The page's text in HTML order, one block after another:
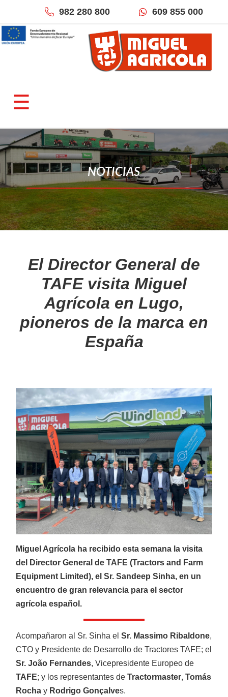
982 280 800 609 855 000
☰
×
QUIÉNES SOMOS
Empresa
Localización & Contacto
TIENDAS ONLINE
Miguel Agrícola
Inforecambios
Consejos
MULTIMEDIA
Galería de imágenes
MARCAS
Nuestras marcas
CATÁLOGOS
Ofertas
Productos
AGRÍCOLA Ver más
Tractores TAFE
NOTICIAS
El Director General de
TAFE visita Miguel
Agrícola en Lugo,
pioneros de la marca en
España
Miguel Agrícola ha recibido esta semana la visita
del Director General de TAFE (Tractors and Farm
Equipment Limited), el Sr. Sandeep Sinha, en un
encuentro de gran relevancia para el sector
agrícola español.
Acompañaron al Sr. Sinha el Sr. Massimo Ribaldone,
CTO y Presidente de Desarrollo de Tractores TAFE; el
Sr. João Fernandes, Vicepresidente Europeo de
TAFE; y los representantes de Tractormaster, Tomás
Rocha y Rodrigo Gonçalves.